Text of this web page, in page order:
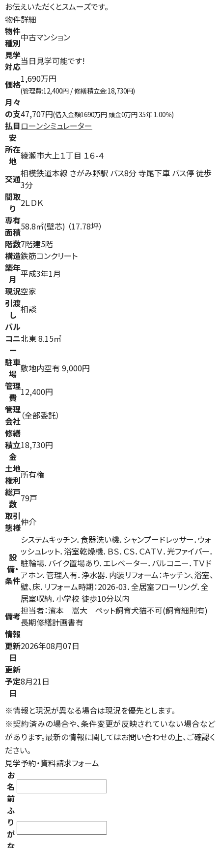
お伝えいただくとスムーズです。
物件詳細
物件
種別中古マンション
見学
対応当日見学可能です!
価格1,690万円
(管理費:12,400円 / 修繕積立金:18,730円)
月々
の支
払目
安
47,707円(借入金額1690万円 頭金0万円 35年 1.00％)
ローンシミュレーター
所在
地 綾瀬市大上１丁目 １６-４
交通相模鉄道本線 さがみ野駅 バス8分 寺尾下車 バス停 徒歩
3分
間取
り 2ＬＤＫ
専有
面積58.8㎡(壁芯) （17.78坪）
階数7階建5階
構造鉄筋コンクリート
築年
月 平成3年1月
現況空家
引渡
し 相談
バル
コニ
ー
北東 8.15㎡
駐車
場 敷地内空有 9,000円
管理
費 12,400円
管理
会社（全部委託）
修繕
積立
金
18,730円
土地
権利所有権
総戸
数 79戸
取引
態様仲介
設
備・
条件
システムキッチン．食器洗い機．シャンプードレッサー．ウォ
ッシュレット．浴室乾燥機．ＢＳ．ＣＳ．ＣＡＴＶ．光ファイバー．
駐輪場．バイク置場あり．エレベーター．バルコニー．ＴＶド
アホン．管理人有．浄水器．内装リフォーム：キッチン、浴室、
壁、床．リフォーム時期：2026-03．全居室フローリング．全
居室収納．小学校 徒歩10分以内
備考担当者：濱本 嵩大 ペット飼育犬猫不可(飼育細則有)
長期修繕計画書有
情報
更新
日
2026年08月07日
更新
予定
日
8月21日
※情報と現況が異なる場合は現況を優先とします。
※契約済みの場合や、条件変更が反映されていない場合など
があります。最新の情報に関してはお問い合わせの上、ご確認く
ださい。
見学予約・資料請求フォーム
お
名
前
ふ
り
が
な